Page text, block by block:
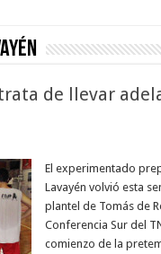
de llevar
El experimentado
Lavayén volvió esta
plantel de Tomás de
Conferencia Sur del
comienzo de la